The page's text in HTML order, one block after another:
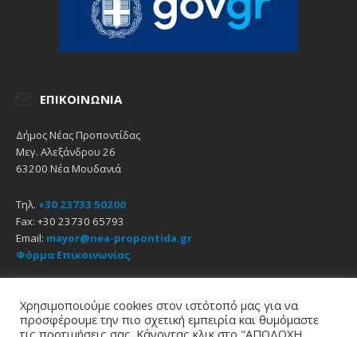
ΕΠΙΚΟΙΝΩΝΊΑ
Δήμος Νέας Προποντίδας
Μεγ. Αλεξάνδρου 26
63200 Νέα Μουδανιά
Τηλ. +30 23733 50200
Fax: +30 23730 65793
Email: mayor@nea-propontida.gr
Φόρμα Επικοινωνίας
EmailFacebookYouTube
Χρησιμοποιούμε cookies στον ιστότοπό μας για να
προσφέρουμε την πιο σχετική εμπειρία και θυμόμαστε
τις προτιμήσεις σας. Κάνοντας κλικ στο "ΑΠΟΔΟΧΗ